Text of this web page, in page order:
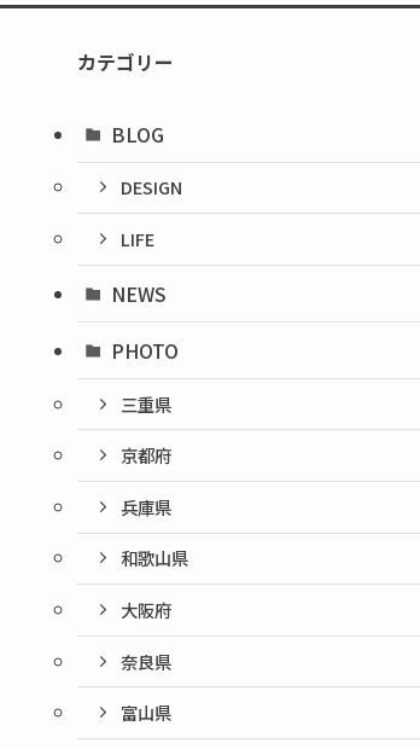
カテゴリー
BLOG
DESIGN
LIFE
NEWS
PHOTO
三重県
京都府
兵庫県
和歌山県
大阪府
奈良県
富山県